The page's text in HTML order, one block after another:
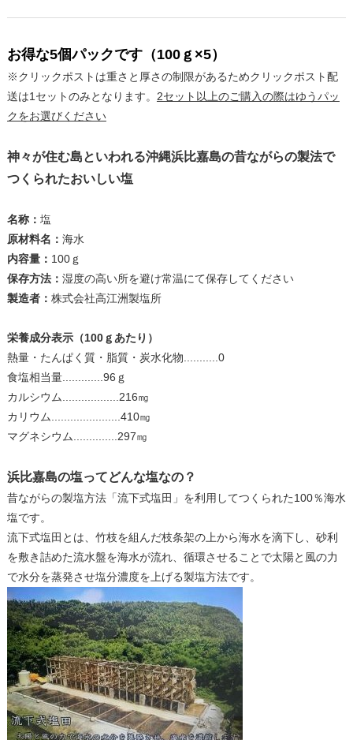
お得な5個パックです（100ｇ×5）
※クリックポストは重さと厚さの制限があるためクリックポスト配
送は1セットのみとなります。 2セット以上のご購入の際はゆうパッ
クをお選びください
神々が住む島といわれる沖縄浜比嘉島の昔ながらの製法で
つくられたおいしい塩
名称： 塩
原材料名： 海水
内容量： 100ｇ
保存方法： 湿度の高い所を避け常温にて保存してください
製造者： 株式会社高江洲製塩所
栄養成分表示（100ｇあたり）
熱量・たんぱく質・脂質・炭水化物...........0
食塩相当量.............96ｇ
カルシウム..................216㎎
カリウム......................410㎎
マグネシウム..............297㎎
浜比嘉島の塩ってどんな塩なの？
昔ながらの製塩方法「流下式塩田」を利用してつくられた100％海水
塩です。
流下式塩田とは、竹枝を組んだ枝条架の上から海水を滴下し、砂利
を敷き詰めた流水盤を海水が流れ、循環させることで太陽と風の力
で水分を蒸発させ塩分濃度を上げる製塩方法です。